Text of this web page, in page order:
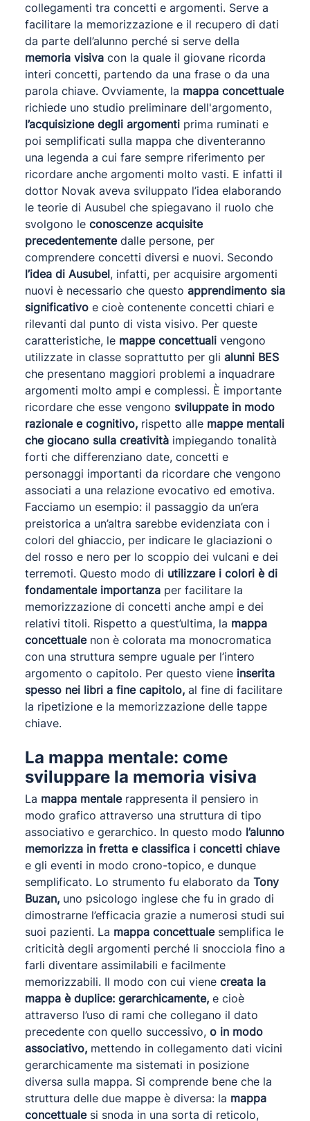
collegamenti tra concetti e argomenti. Serve a
facilitare la memorizzazione e il recupero di dati
da parte dell’alunno perché si serve della
memoria visiva con la quale il giovane ricorda
interi concetti, partendo da una frase o da una
parola chiave. Ovviamente, la mappa concettuale
richiede uno studio preliminare dell'argomento,
l’acquisizione degli argomenti prima ruminati e
poi semplificati sulla mappa che diventeranno
una legenda a cui fare sempre riferimento per
ricordare anche argomenti molto vasti. E infatti il
dottor Novak aveva sviluppato l’idea elaborando
le teorie di Ausubel che spiegavano il ruolo che
svolgono le conoscenze acquisite
precedentementedalle persone, per
comprendere concetti diversi e nuovi. Secondo
l’idea di Ausubel, infatti, per acquisire argomenti
nuovi è necessario che questo apprendimento sia
significativo e cioè contenente concetti chiari e
rilevanti dal punto di vista visivo. Per queste
caratteristiche, le mappe concettuali vengono
utilizzate in classe soprattutto per gli alunni BES
che presentano maggiori problemi a inquadrare
argomenti molto ampi e complessi. È importante
ricordare che esse vengono sviluppate in modo
razionale e cognitivo, rispetto alle mappe mentali
che giocano sulla creatività impiegando tonalità
forti che differenziano date, concetti e
personaggi importanti da ricordare che vengono
associati a una relazione evocativo ed emotiva.
Facciamo un esempio: il passaggio da un’era
preistorica a un’altra sarebbe evidenziata con i
colori del ghiaccio, per indicare le glaciazioni o
del rosso e nero per lo scoppio dei vulcani e dei
terremoti. Questo modo di utilizzare i colori è di
fondamentale importanza per facilitare la
memorizzazione di concetti anche ampi e dei
relativi titoli. Rispetto a quest’ultima, la mappa
concettualenon è colorata ma monocromatica
con una struttura sempre uguale per l’intero
argomento o capitolo. Per questo viene inserita
spesso nei libri a fine capitolo, al fine di facilitare
la ripetizione e la memorizzazione delle tappe
chiave.
La mappa mentale: come
sviluppare la memoria visiva
La mappa mentalerappresenta il pensiero in
modo grafico attraverso una struttura di tipo
associativo e gerarchico. In questo modo l’alunno
memorizza in fretta e classifica i concetti chiave
e gli eventi in modo crono-topico, e dunque
semplificato. Lo strumento fu elaborato da Tony
Buzan, uno psicologo inglese che fu in grado di
dimostrarne l’efficacia grazie a numerosi studi sui
suoi pazienti. La mappa concettualesemplifica le
criticità degli argomenti perché li snocciola fino a
farli diventare assimilabili e facilmente
memorizzabili. Il modo con cui viene creata la
mappa è duplice: gerarchicamente, e cioè
attraverso l’uso di rami che collegano il dato
precedente con quello successivo, o in modo
associativo, mettendo in collegamento dati vicini
gerarchicamente ma sistemati in posizione
diversa sulla mappa. Si comprende bene che la
struttura delle due mappe è diversa: la mappa
concettualesi snoda in una sorta di reticolo,